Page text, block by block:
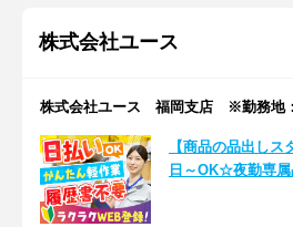
株式会社ユース
株式会社ユース 福岡支店 ※勤務地
【商品の品出し
日～OK☆夜勤専